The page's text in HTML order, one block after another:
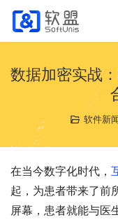
数据加密实战
软件新
在当今数字化时代，
起，为患者带来了前
屏幕，患者就能与医